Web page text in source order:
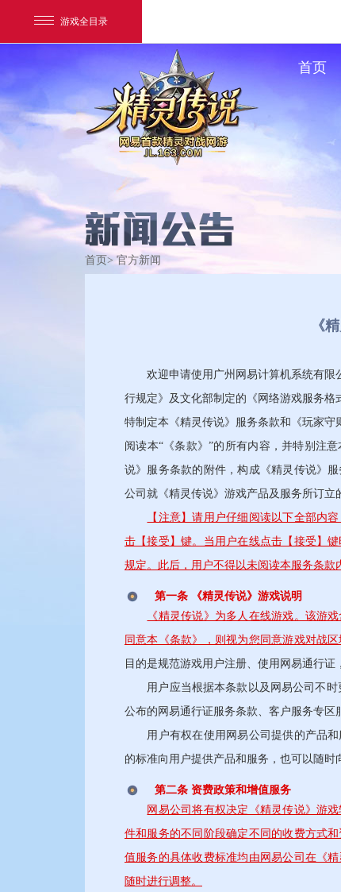
游戏全目录
网易游戏
游戏爱好者
首页
首页 > 官方新闻
《
欢迎申请使用广州网易计算机系统有限
行规定》及文化部制定的《网络游戏服务格
特制定本《精灵传说》服务条款和《玩家守
阅读本“《条款》”的所有内容，并特别注
说》服务条款的附件，构成《精灵传说》
公司就《精灵传说》游戏产品及服务所订立
【注意】请用户仔细阅读以下全部内
击【接受】键。当用户在线点击【接受】
规定。此后，用户不得以未阅读本服务条款
第一条 《精灵传说》游戏说明
《精灵传说》为多人在线游戏。该游
同意本《条款》，则视为您同意游戏对战
目的是规范游戏用户注册、使用网易通行证
用户应当根据本条款以及网易公司不时
公布的网易通行证服务条款、客户服务专区
用户有权在使用网易公司提供的产品和
的标准向用户提供产品和服务，也可以随时
第二条 资费政策和增值服务
网易公司将有权决定《精灵传说》游
件和服务的不同阶段确定不同的收费方式
值服务的具体收费标准均由网易公司在《
随时进行调整。